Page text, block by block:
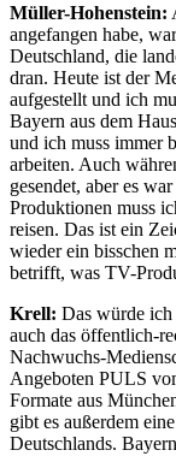
Müller-Hohenstein:
angefangen habe,
Deutschland, die
dran. Heute ist der
aufgestellt und ich
Bayern aus dem
und ich muss immer
arbeiten. Auch
gesendet, aber es
Produktionen muss
reisen. Das ist ein
wieder ein bisschen
betrifft, was TV-
Krell: Das würde ich
auch das öffentlich-
Nachwuchs-
Angeboten PULS
Formate aus
gibt es außerdem
Deutschlands.